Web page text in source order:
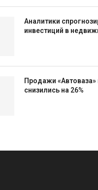
Аналитики
инвестиций в
Продажи
снизились на 26%